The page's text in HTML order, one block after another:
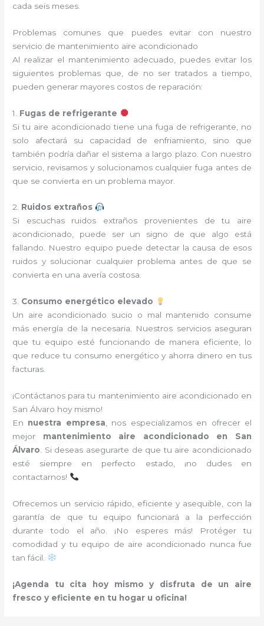
cada seis meses.
Problemas comunes que puedes evitar con nuestro
servicio de mantenimiento aire acondicionado
Al realizar el mantenimiento adecuado, puedes evitar los
siguientes problemas que, de no ser tratados a tiempo,
pueden generar mayores costos de reparación:
1. Fugas de refrigerante
Si tu aire acondicionado tiene una fuga de refrigerante, no
solo afectará su capacidad de enfriamiento, sino que
también podría dañar el sistema a largo plazo. Con nuestro
servicio, revisamos y solucionamos cualquier fuga antes de
que se convierta en un problema mayor.
2. Ruidos extraños
Si escuchas ruidos extraños provenientes de tu aire
acondicionado, puede ser un signo de que algo está
fallando. Nuestro equipo puede detectar la causa de esos
ruidos y solucionar cualquier problema antes de que se
convierta en una avería costosa.
3. Consumo energético elevado
Un aire acondicionado sucio o mal mantenido consume
más energía de la necesaria. Nuestros servicios aseguran
que tu equipo esté funcionando de manera eficiente, lo
que reduce tu consumo energético y ahorra dinero en tus
facturas.
¡Contáctanos para tu mantenimiento aire acondicionado en
San Álvaro hoy mismo!
En nuestra empresa , nos especializamos en ofrecer el
mejor mantenimiento aire acondicionado en San
Álvaro . Si deseas asegurarte de que tu aire acondicionado
esté siempre en perfecto estado, ¡no dudes en
contactarnos!
Ofrecemos un servicio rápido, eficiente y asequible, con la
garantía de que tu equipo funcionará a la perfección
durante todo el año. ¡No esperes más! Protéger tu
comodidad y tu equipo de aire acondicionado nunca fue
tan fácil.
¡Agenda tu cita hoy mismo y disfruta de un aire
fresco y eficiente en tu hogar u oficina!